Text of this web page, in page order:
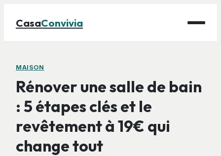
CasaConvivia
Maison
Bricolage
Déco
Gastronomie
Jardinage
MAISON
Rénover une salle de bain
: 5 étapes clés et le
revêtement à 19€ qui
change tout